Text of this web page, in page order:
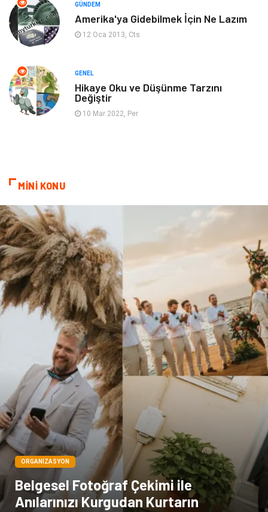
Markalar
Restaurant
Tarih
GÜNDEM
Amerika'ya Gidebilmek İçin Ne Lazım
12 Oca 2013, Cts
GENEL
Hikaye Oku ve Düşünme Tarzını
Değiştir
10 Mar 2022, Per
MİNİ KONU
ORGANIZASYON
Belgesel Fotoğraf Çekimi ile
Anılarınızı Kurgudan Kurtarın